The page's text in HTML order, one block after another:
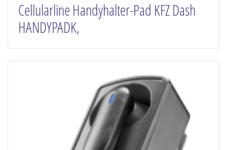
Cellularline Handyhalter-Pad KFZ Dash
HANDYPADK,